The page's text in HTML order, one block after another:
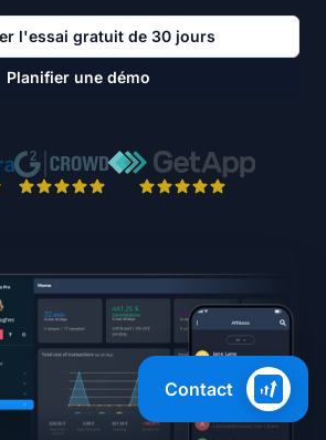
l'essai gratuit de 30 jours
Planifier une démo
Contact